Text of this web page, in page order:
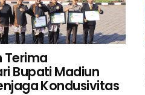
Terima
Bupati Madiun
Kondusivitas